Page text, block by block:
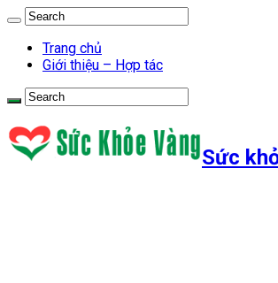
Trang chủ
Giới thiệu – Hợp tác
Sức